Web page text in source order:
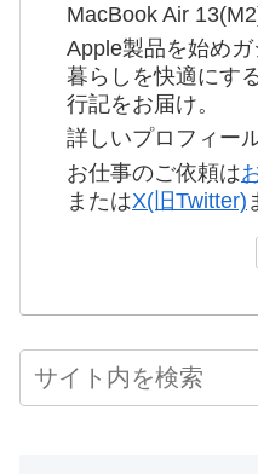
MacBook Air
Apple製品を始め
暮らしを快適にす
行記をお届け。
詳しいプロフィー
お仕事のご依頼は
またはX(旧Twitter)